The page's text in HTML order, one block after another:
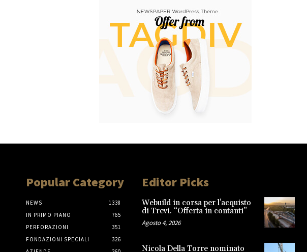
Popular Category
NEWS
1338
IN PRIMO PIANO
765
PERFORAZIONI
351
FONDAZIONI SPECIALI
326
Editor Picks
Webuild in corsa per l’acquisto
di Trevi. “Offerta in contanti”
Agosto 4, 2026
Nicola Della Torre nominato